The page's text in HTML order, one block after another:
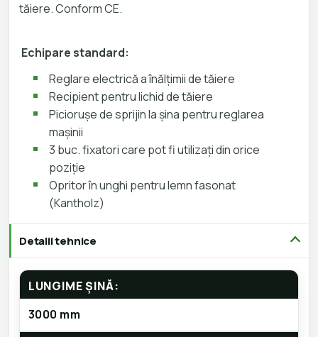
tăiere. Conform CE.
Echipare standard:
Reglare electrică a înălțimii de tăiere
Recipient pentru lichid de tăiere
Piciorușe de sprijin la șina pentru reglarea
mașinii
3 buc. fixatori care pot fi utilizați din orice
poziție
Opritor în unghi pentru lemn fasonat
(Kantholz)
Detalii tehnice
LUNGIME ȘINĂ:
3000 mm